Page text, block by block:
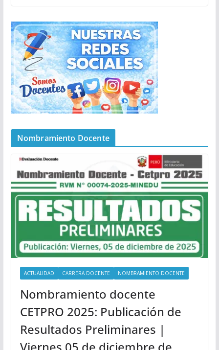
Nombramiento Docente
ACTUALIDAD CARRERA DOCENTE NOMBRAMIENTO DOCENTE
Nombramiento docente
CETPRO 2025: Publicación de
Resultados Preliminares |
Viernes 05 de diciembre de